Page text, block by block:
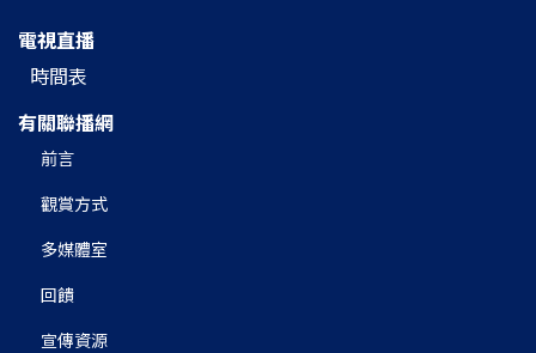
電視直播
時間表
有關聯播網
前言
觀賞方式
多媒體室
回饋
宣傳資源